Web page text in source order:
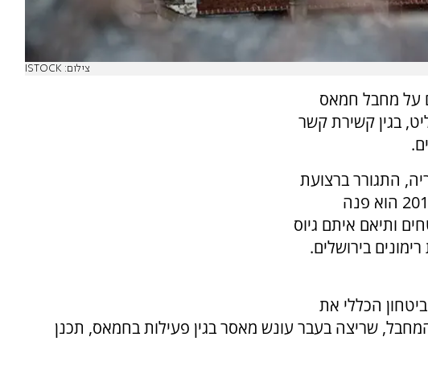
צילום: ISTOCK
על מחבל חמאס
בגין קשירת קשר
התגורר ברצועת
עזה ושהה באוסטריה. במהלך שנת 2016 הוא פנה
ותיאם איתם גיוס
בירושלים.
הכללי את
שריצה בעבר עונש מאסר בגין פעילות בחמאס, תכנן